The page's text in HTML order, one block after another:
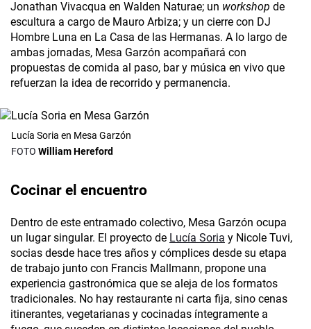
Jonathan Vivacqua en Walden Naturae; un workshop de
escultura a cargo de Mauro Arbiza; y un cierre con DJ
Hombre Luna en La Casa de las Hermanas. A lo largo de
ambas jornadas, Mesa Garzón acompañará con
propuestas de comida al paso, bar y música en vivo que
refuerzan la idea de recorrido y permanencia.
Lucía Soria en Mesa Garzón
William Hereford
Cocinar el encuentro
Dentro de este entramado colectivo, Mesa Garzón ocupa
un lugar singular. El proyecto de Lucía Soria y Nicole Tuvi,
socias desde hace tres años y cómplices desde su etapa
de trabajo junto con Francis Mallmann, propone una
experiencia gastronómica que se aleja de los formatos
tradicionales. No hay restaurante ni carta fija, sino cenas
itinerantes, vegetarianas y cocinadas íntegramente a